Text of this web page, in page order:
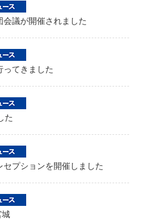
議が開催されました
ってきました
た
プションを開催しました